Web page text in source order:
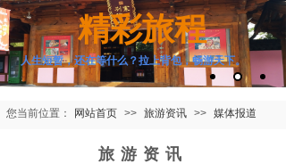
精彩旅程
人生短暂，还在等什么？拉上背包，畅游天下。
网站首页 >> 旅游资讯 >> 媒体报道
您当前位置：
旅游资讯